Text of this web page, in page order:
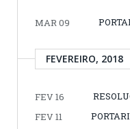
MAR 09
FEVEREIRO, 2018
FEV 16
FEV 11